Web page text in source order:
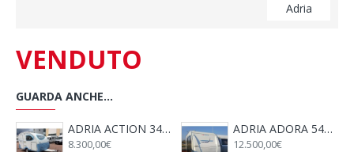
Adria
VENDUTO
GUARDA ANCHE...
ADRIA ACTION 341 PH - Anno 2008
8.300,00€
ADRIA ADORA 542 TK - ANNO 2009
12.500,00€